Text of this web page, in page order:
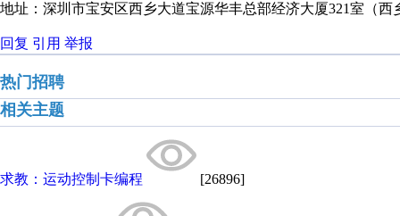
地址：深圳市宝安区西乡大道宝源华丰总部经济大厦321室（西
回复 引用 举报
热门招聘
相关主题
求教：运动控制卡编程 [26896]